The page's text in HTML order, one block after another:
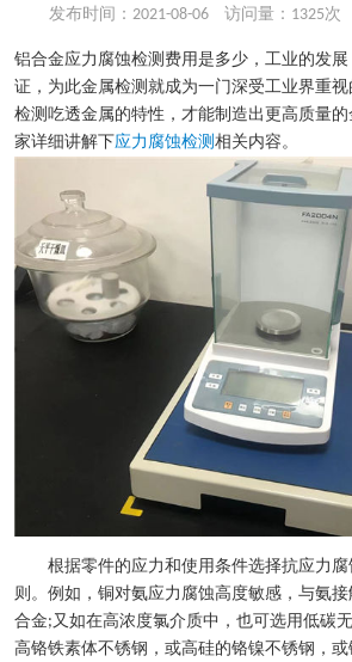
发布时间：2021-08-06 访问量：1325次
铝合金应力腐蚀检测费用是多少，工业的发
证，为此金属检测就成为一门深受工业界重
检测吃透金属的特性，才能制造出更高质量
家详细讲解下 应力腐蚀检测 相关内容。
根据零件的应力和使用条件选择抗应力
则。例如，铜对氨应力腐蚀高度敏感，与氨
合金;又如在高浓度氯介质中，也可选用低碳
高铬铁素体不锈钢，或高硅的铬镍不锈钢，